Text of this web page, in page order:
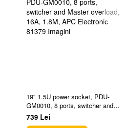
19" 1.5U power socket, PDU-
GM0010, 8 ports, switcher and
Master overload, 16A, 1.8M,
APC Electronic
739 Lei